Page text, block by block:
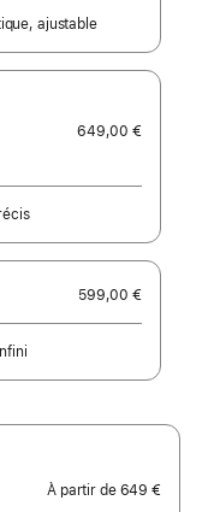
ajustable
649,00 €
599,00 €
À partir de 649 €